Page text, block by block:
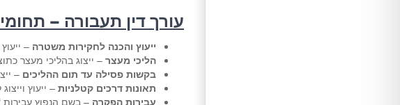
עורך דין תעבורה –
ייעוץ והכנה לחקירות משטרה –
הליכי מעצר – ייצוג בהליכי מעצר
בקשות פסילה עד תום ההליכים –
תאונות דרכים קטלניות – ייעוץ
עבירות הפקרה – בשם הנפוץ עבירות